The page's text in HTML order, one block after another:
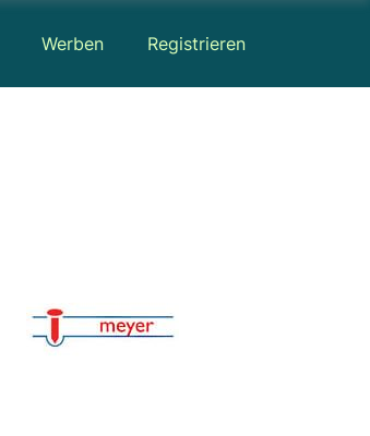
Werben Registrieren